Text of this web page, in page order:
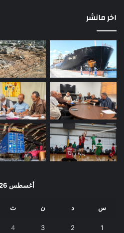
اخر مانشر
أغسطس 2026
س د ن ث
1
2
3
4